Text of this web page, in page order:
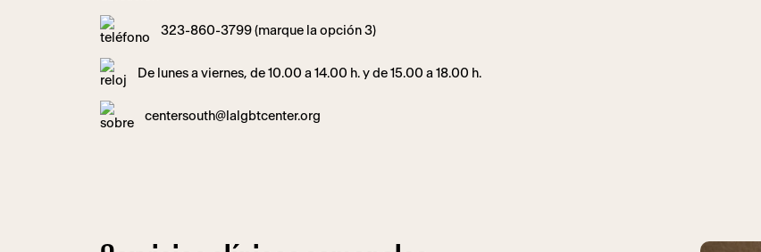
323-860-3799 (marque la opción 3)
De lunes a viernes, de 10.00 a 14.00 h. y de 15.00 a 18.00 h.
centersouth@lalgbtcenter.org